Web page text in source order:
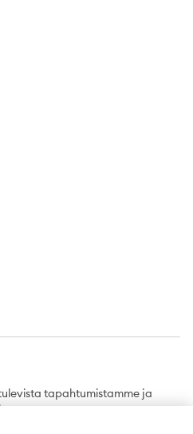
tapahtumistamme ja